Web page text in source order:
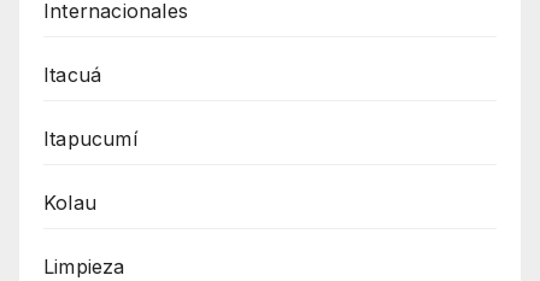
Internacionales
Itacuá
Itapucumí
Kolau
Limpieza